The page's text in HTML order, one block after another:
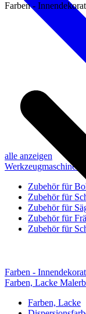
alle anzeigen
Zubehör für
Zubehör für
Zubehör für
Zubehör für
Zubehör für
Farben -
Farben -
Farben, Lacke
Farben, Lacke